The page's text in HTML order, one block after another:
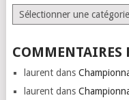
Catégories
COMMENTAIRES
laurentdans
laurentdans